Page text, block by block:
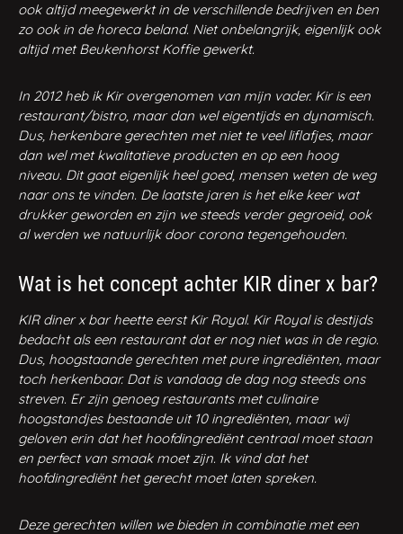
ook altijd meegewerkt in de verschillende bedrijven en ben
zo ook in de horeca beland. Niet onbelangrijk, eigenlijk ook
altijd met Beukenhorst Koffie gewerkt.
In 2012 heb ik Kir overgenomen van mijn vader. Kir is een
restaurant/bistro, maar dan wel eigentijds en dynamisch.
Dus, herkenbare gerechten met niet te veel liflafjes, maar
dan wel met kwalitatieve producten en op een hoog
niveau. Dit gaat eigenlijk heel goed, mensen weten de weg
naar ons te vinden. De laatste jaren is het elke keer wat
drukker geworden en zijn we steeds verder gegroeid, ook
al werden we natuurlijk door corona tegengehouden.
Wat is het concept achter KIR diner x bar?
KIR diner x bar heette eerst Kir Royal. Kir Royal is destijds
bedacht als een restaurant dat er nog niet was in de regio.
Dus, hoogstaande gerechten met pure ingrediënten, maar
toch herkenbaar. Dat is vandaag de dag nog steeds ons
streven. Er zijn genoeg restaurants met culinaire
hoogstandjes bestaande uit 10 ingrediënten, maar wij
geloven erin dat het hoofdingrediënt centraal moet staan
en perfect van smaak moet zijn. Ik vind dat het
hoofdingrediënt het gerecht moet laten spreken.
Deze gerechten willen we bieden in combinatie met een